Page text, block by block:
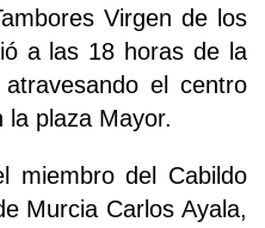
Virgen de los
a las 18 horas de la
el centro
la plaza Mayor.
miembro del Cabildo
Murcia Carlos Ayala,